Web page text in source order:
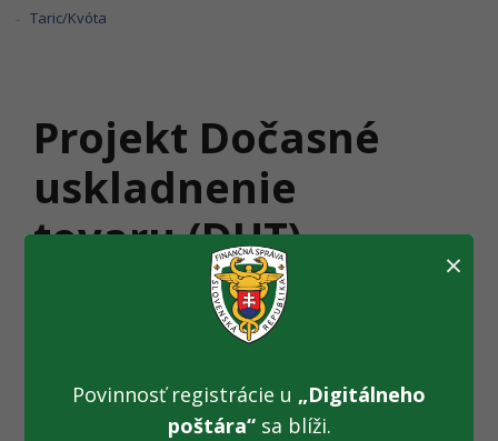
Taric/Kvóta
Projekt Dočasné
uskladnenie
tovaru (DUT)
Projekt Dočasné uskladnenie tovaru (DUT) zabezpečí
implementáciu požiadaviekColného kódexu Únie (CKÚ)
v súlade s Vykonávacím rozhodnutím Komisie (EÚ)
[nové okno] a rieši elektronizáciu procesov
×
Povinnosť registrácie u „Digitálneho
poštára“sa blíži.